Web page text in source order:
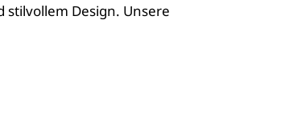
Design. Unsere